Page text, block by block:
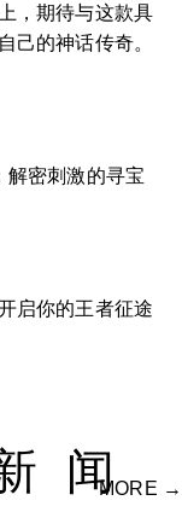
，期待与这款具
己的神话传奇。
解密刺激的寻宝
启你的王者征途
闻
MORE →